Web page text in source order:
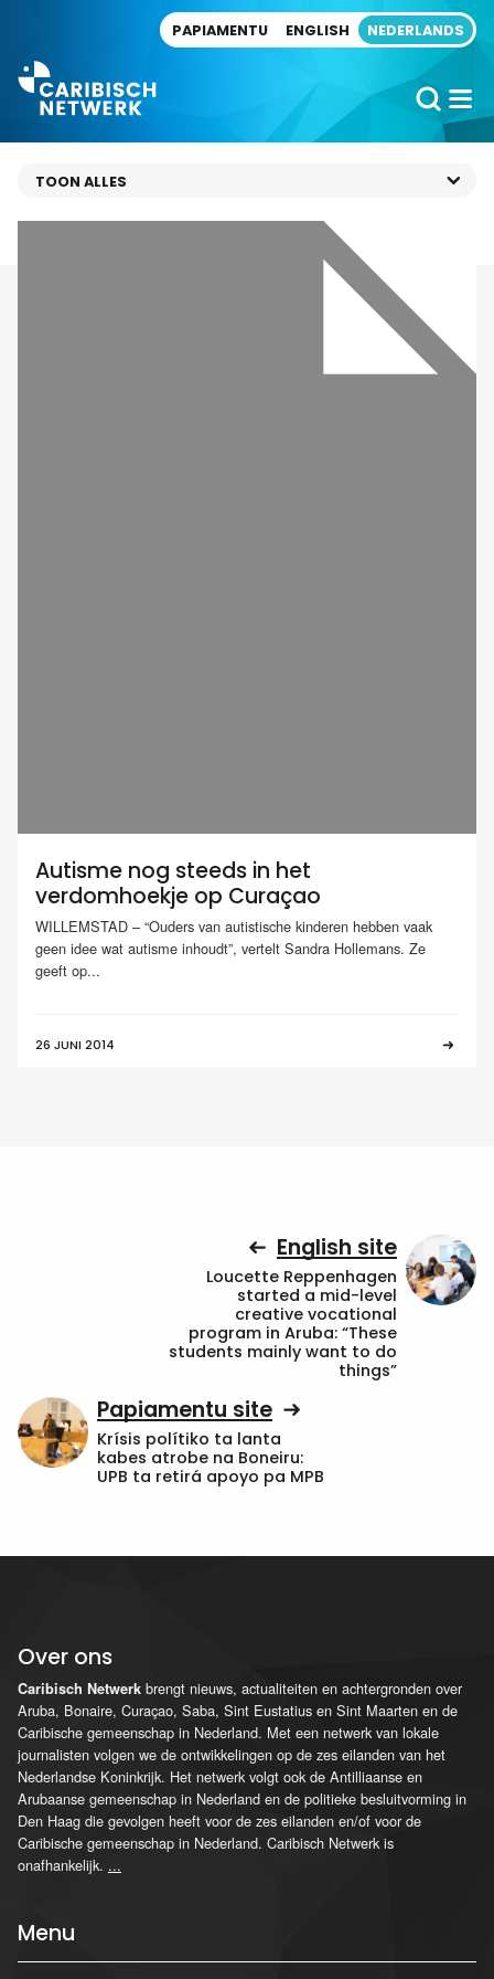
PAPIAMENTU ENGLISH NEDERLANDS
Autisme nog steeds in het
verdomhoekje op Curaçao
WILLEMSTAD – “Ouders van autistische kinderen hebben vaak
geen idee wat autisme inhoudt”, vertelt Sandra Hollemans. Ze
geeft op...
26 JUNI 2014
English site
Loucette Reppenhagen
started a mid-level
creative vocational
program in Aruba: “These
students mainly want to do
things”
Papiamentu site
Krísis polítiko ta lanta
kabes atrobe na Boneiru:
UPB ta retirá apoyo pa MPB
Over ons
Caribisch Netwerk brengt nieuws, actualiteiten en achtergronden over
Aruba, Bonaire, Curaçao, Saba, Sint Eustatius en Sint Maarten en de
Caribische gemeenschap in Nederland. Met een netwerk van lokale
journalisten volgen we de ontwikkelingen op de zes eilanden van het
Nederlandse Koninkrijk. Het netwerk volgt ook de Antilliaanse en
Arubaanse gemeenschap in Nederland en de politieke besluitvorming in
Den Haag die gevolgen heeft voor de zes eilanden en/of voor de
Caribische gemeenschap in Nederland. Caribisch Netwerk is
onafhankelijk. ...
Menu